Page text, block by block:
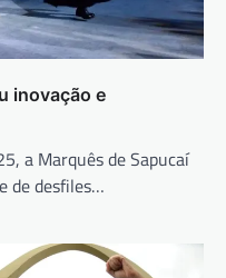
inovação e
a Marquês de Sapucaí
de desfiles…